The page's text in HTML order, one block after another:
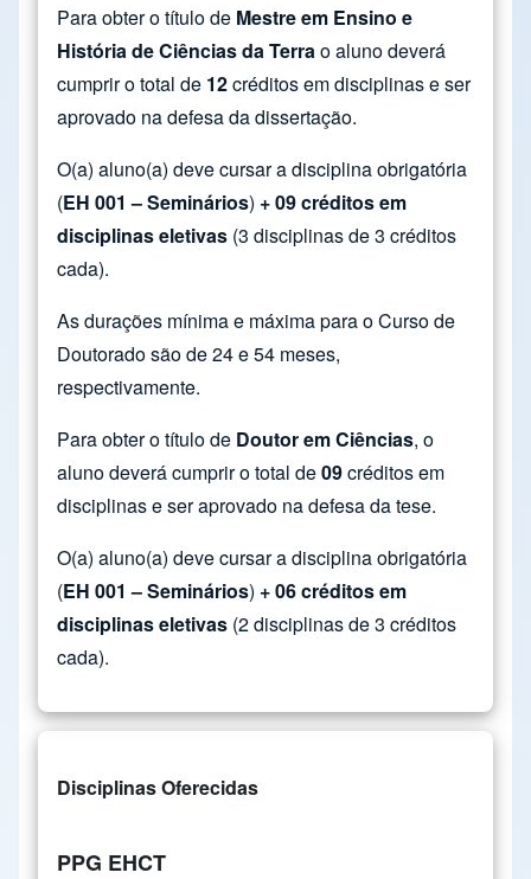
Para obter o título de Mestre em Ensino e
História de Ciências da Terrao aluno deverá
cumprir o total de 12créditos em disciplinas e ser
aprovado na defesa da dissertação.
O(a) aluno(a) deve cursar a disciplina obrigatória
(EH 001 – Seminários) + 09 créditos em
disciplinas eletivas (3 disciplinas de 3 créditos
cada).
As durações mínima e máxima para o Curso de
Doutorado são de 24 e 54 meses,
respectivamente.
Para obter o título de Doutor em Ciências, o
aluno deverá cumprir o total de09créditos em
disciplinas e ser aprovado na defesa da tese.
O(a) aluno(a) deve cursar a disciplina obrigatória
(EH 001 – Seminários) + 06 créditos em
disciplinas eletivas (2 disciplinas de 3 créditos
cada).
Disciplinas Oferecidas
PPG EHCT